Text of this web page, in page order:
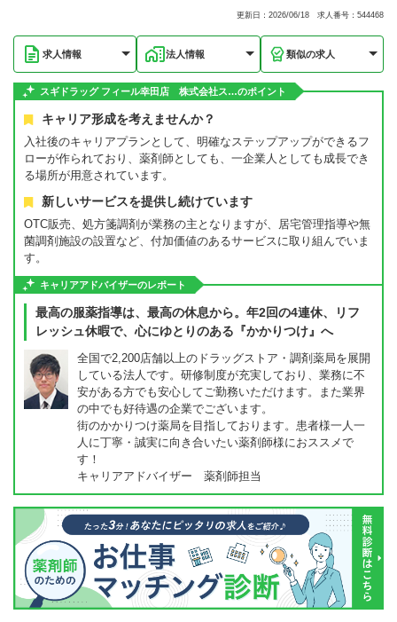
更新日：2026/06/18 求人番号：544468
求人情報 法人情報 類似の求人
スギドラッグ フィール幸田店 株式会社ス…のポイント
キャリア形成を考えませんか？
入社後のキャリアプランとして、明確なステップアップができるフ
ローが作られており、薬剤師としても、一企業人としても成長でき
る場所が用意されています。
新しいサービスを提供し続けています
OTC販売、処方箋調剤が業務の主となりますが、居宅管理指導や無
菌調剤施設の設置など、付加価値のあるサービスに取り組んでいま
す。
キャリアアドバイザーのレポート
最高の服薬指導は、最高の休息から。年2回の4連休、リフ
レッシュ休暇で、心にゆとりのある『かかりつけ』へ
全国で2,200店舗以上のドラッグストア・調剤薬局を展開
している法人です。研修制度が充実しており、業務に不
安がある方でも安心してご勤務いただけます。また業界
の中でも好待遇の企業でございます。
街のかかりつけ薬局を目指しております。患者様一人一
人に丁寧・誠実に向き合いたい薬剤師様におススメで
す！
キャリアアドバイザー 薬剤師担当